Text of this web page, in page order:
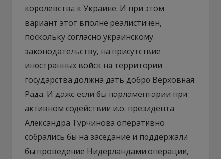
королевства к Украине. И при этом
вариант этот вполне реалистичен,
поскольку согласно украинскому
законодательству, на присутствие
иностранных войск на территории
государства должна дать добро Верховная
Рада. И даже если бы парламентарии при
активном содействии и.о. президента
Александра Турчинова оперативно
собрались бы на заседание и поддержали
бы проведение Нидерландами операции,